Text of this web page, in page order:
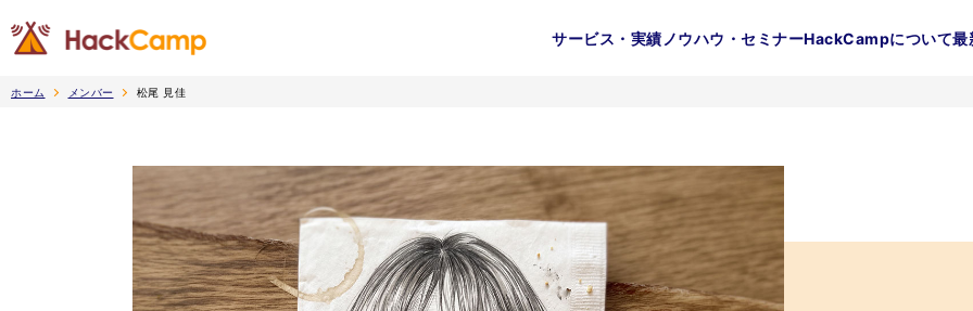
サービス・実績 ノウハウ・セミナーHackCampについて最
ホーム メンバー 松尾 見佳